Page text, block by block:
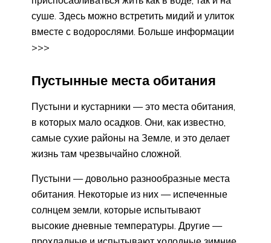
суше. Здесь можно встретить мидий и улиток
вместе с водорослями. Больше информации
>>>
Пустынные места обитания
Пустыни и кустарники — это места обитания,
в которых мало осадков. Они, как известно,
самые сухие районы на Земле, и это делает
жизнь там чрезвычайно сложной.
Пустыни — довольно разнообразные места
обитания. Некоторые из них — испеченные
солнцем земли, которые испытывают
высокие дневные температуры. Другие —